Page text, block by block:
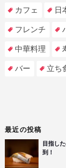
カフェ 日
フレンチ
中華料理
バー 立ち
最近の投稿
目指し
到！